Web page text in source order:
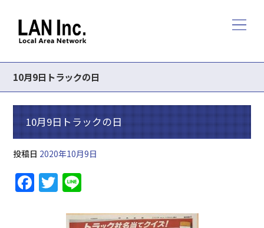
10月9日トラックの日
10月9日トラックの日
投稿日 2020年10月9日
F
a
T
w
itte